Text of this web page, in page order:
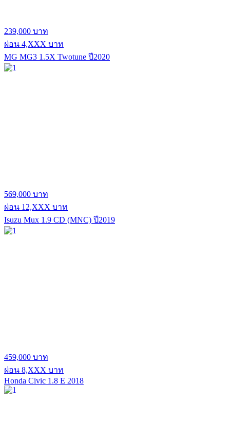
239,000 บาท
ผ่อน 4,XXX บาท
MG MG3 1.5X Twotune ปี2020
569,000 บาท
ผ่อน 12,XXX บาท
Isuzu Mux 1.9 CD (MNC) ปี2019
459,000 บาท
ผ่อน 8,XXX บาท
Honda Civic 1.8 E 2018